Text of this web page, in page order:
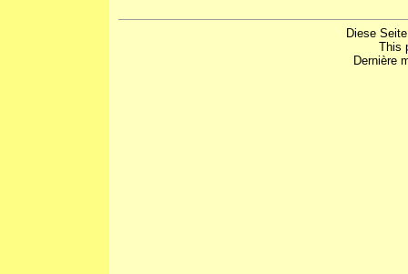
Diese
This
Dernière